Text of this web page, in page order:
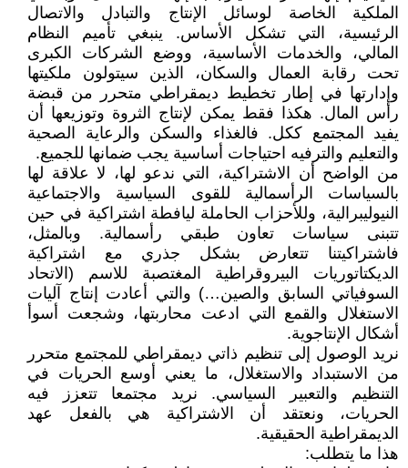
الملكية الخاصة لوسائل الإنتاج والتبادل والاتصال
الرئيسية، التي تشكل الأساس. ينبغي تأميم النظام
المالي، والخدمات الأساسية، ووضع الشركات الكبرى
تحت رقابة العمال والسكان، الذين سيتولون ملكيتها
وإدارتها في إطار تخطيط ديمقراطي متحرر من قبضة
رأس المال. هكذا فقط يمكن لإنتاج الثروة وتوزيعها أن
يفيد المجتمع ككل. فالغذاء والسكن والرعاية الصحية
والتعليم والترفيه احتياجات أساسية يجب ضمانها للجميع.
من الواضح أن الاشتراكية، التي ندعو لها، لا علاقة لها
بالسياسات الرأسمالية للقوى السياسية والاجتماعية
النيوليبرالية، وللأحزاب الحاملة ليافطة اشتراكية في حين
تتبنى سياسات تعاون طبقي رأسمالية. وبالمثل،
فاشتراكيتنا تتعارض بشكل جذري مع اشتراكية
الديكتاتوريات البيروقراطية المغتصبة للاسم (الاتحاد
السوفياتي السابق والصين…) والتي أعادت إنتاج آليات
الاستغلال والقمع التي ادعت محاربتها، وشجعت أسوأ
أشكال الإنتاجوية.
نريد الوصول إلى تنظيم ذاتي ديمقراطي للمجتمع متحرر
من الاستبداد والاستغلال، ما يعني أوسع الحريات في
التنظيم والتعبير السياسي. نريد مجتمعا تتعزز فيه
الحريات، ونعتقد أن الاشتراكية هي بالفعل عهد
الديمقراطية الحقيقية.
هذا ما يتطلب: